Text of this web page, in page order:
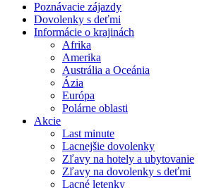
Poznávacie zájazdy
Dovolenky s deťmi
Informácie o krajinách
Afrika
Amerika
Austrália a Oceánia
Ázia
Európa
Polárne oblasti
Akcie
Last minute
Lacnejšie dovolenky
Zľavy na hotely a ubytovanie
Zľavy na dovolenky s deťmi
Lacné letenky